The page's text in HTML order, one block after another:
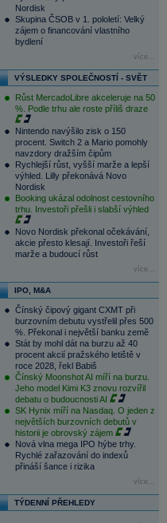
Nordisk
Skupina ČSOB v 1. pololetí: Velký
zájem o financování vlastního
bydlení
více...
VÝSLEDKY SPOLEČNOSTÍ - SVĚT
Růst MercadoLibre akceleruje na 50
%. Podle trhu ale roste příliš draze
Nintendo navýšilo zisk o 150
procent. Switch 2 a Mario pomohly
navzdory dražším čipům
Rychlejší růst, vyšší marže a lepší
výhled. Lilly překonává Novo
Nordisk
Booking ukázal odolnost cestovního
trhu. Investoři přešli i slabší výhled
Novo Nordisk překonal očekávání,
akcie přesto klesají. Investoři řeší
marže a budoucí růst
více...
IPO, M&A
Čínský čipový gigant CXMT při
burzovním debutu vystřelil přes 500
%. Překonal i největší banku země
Stát by mohl dát na burzu až 40
procent akcií pražského letiště v
roce 2028, řekl Babiš
Čínský Moonshot AI míří na burzu.
Jeho model Kimi K3 znovu rozvířil
debatu o budoucnosti AI
SK Hynix míří na Nasdaq. O jeden z
největších burzovních debutů v
historii je obrovský zájem
Nová vlna mega IPO hýbe trhy.
Rychlé zařazování do indexů
přináší šance i rizika
více...
TÝDENNÍ PŘEHLEDY